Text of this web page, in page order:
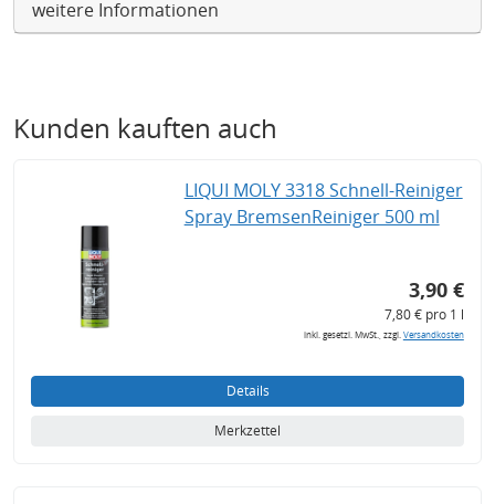
weitere Informationen
Kunden kauften auch
LIQUI MOLY 3318 Schnell-Reiniger
Spray BremsenReiniger 500 ml
3,90 €
7,80 € pro 1 l
inkl. gesetzl. MwSt., zzgl.Versandkosten
Details
Merkzettel